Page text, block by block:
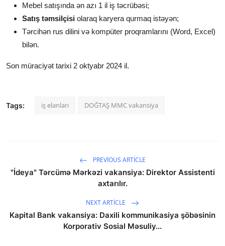
Mebel satışında ən azı 1 il iş təcrübəsi;
Satış təmsilçisi olaraq karyera qurmaq istəyən;
Tərcihən rus dilini və kompüter proqramlarını (Word, Excel)
bilən.
Son müraciyət tarixi 2 oktyabr 2024 il.
Tags: iş elanları DOĞTAŞ MMC vakansiya
PREVIOUS ARTICLE
"İdeya" Tərcümə Mərkəzi vakansiya: Direktor Assistenti
axtarılır.
NEXT ARTICLE
Kapital Bank vakansiya: Daxili kommunikasiya şöbəsinin
Korporativ Sosial Məsuliy...